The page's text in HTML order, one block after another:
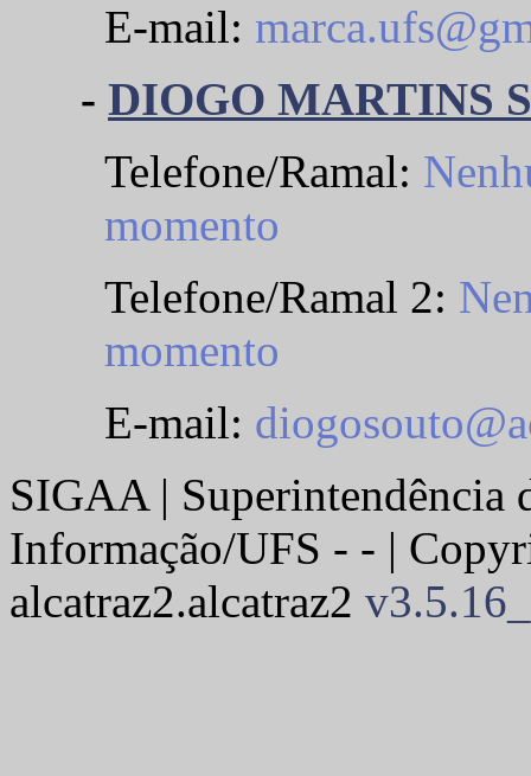
E-mail:
- DIOGO MARTINS
Telefone/Ramal:
momento
Telefone/Ramal 2:
momento
E-mail:
SIGAA | Superintendência
Informação/UFS - - |
alcatraz2.alcatraz2